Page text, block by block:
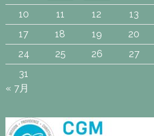
10
11 12 13
17
18 19 20
24
25 26 27
31
« 7月